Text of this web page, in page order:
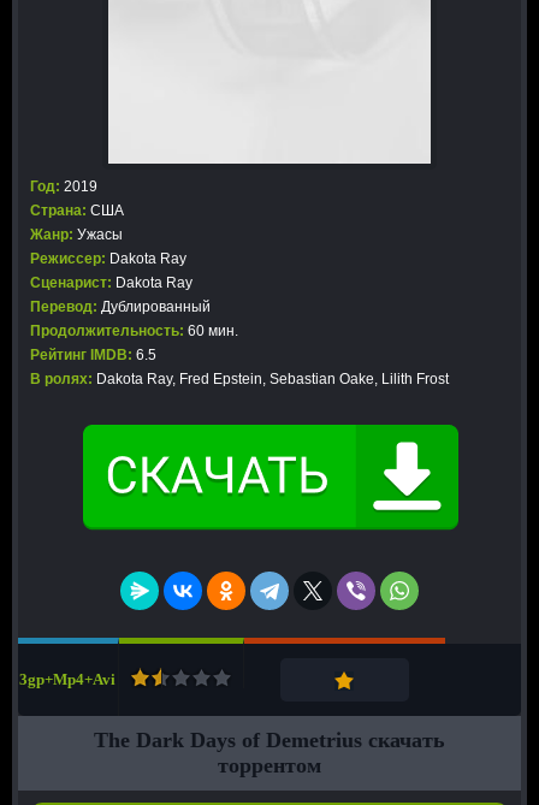
Год: 2019
Страна: США
Жанр: Ужасы
Режиссер: Dakota Ray
Сценарист: Dakota Ray
Перевод: Дублированный
Продолжительность: 60 мин.
Рейтинг IMDB: 6.5
В ролях: Dakota Ray, Fred Epstein, Sebastian Oake, Lilith Frost
3gp+Mp4+Avi
The Dark Days of Demetrius скачать
торрентом